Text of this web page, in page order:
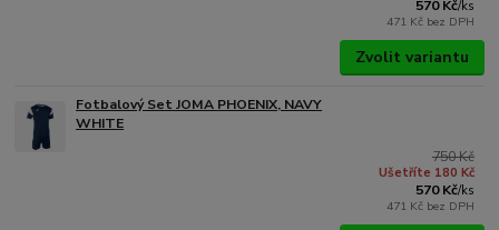
570 Kč/ks
471 Kč bez DPH
Zvolit variantu
Fotbalový Set JOMA PHOENIX, NAVY
WHITE
750 Kč
Ušetříte 180 Kč
570 Kč/ks
471 Kč bez DPH